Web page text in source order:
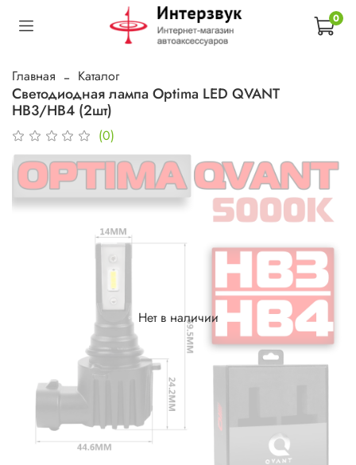
0
Главная Каталог
Светодиодная лампа Optima LED QVANT
НB3/HB4 (2шт)
(0)
Нет в наличии